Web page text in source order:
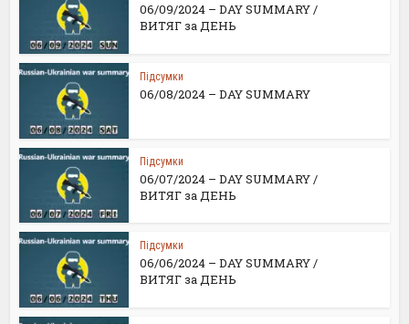
06/09/2024 – DAY SUMMARY /
ВИТЯГ за ДЕНЬ
Підсумки
06/08/2024 – DAY SUMMARY
Підсумки
06/07/2024 – DAY SUMMARY /
ВИТЯГ за ДЕНЬ
Підсумки
06/06/2024 – DAY SUMMARY /
ВИТЯГ за ДЕНЬ